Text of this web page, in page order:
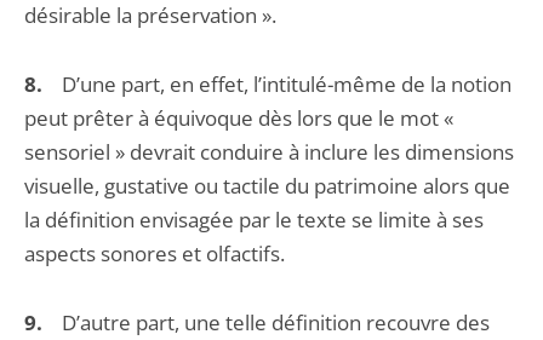
désirable la préservation ».
8. D’une part, en effet, l’intitulé-même de la notion
peut prêter à équivoque dès lors que le mot «
sensoriel » devrait conduire à inclure les dimensions
visuelle, gustative ou tactile du patrimoine alors que
la définition envisagée par le texte se limite à ses
aspects sonores et olfactifs.
9. D’autre part, une telle définition recouvre des